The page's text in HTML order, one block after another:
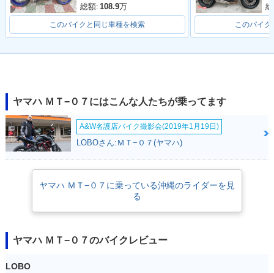
S・カラーチェンジ
S・マイナーチェン
S・カラーチェンジ
総額: 108.9万
このバイクと同じ車種を検索 このバイク
ヤマハ ＭＴ−０７にはこんな人たちが乗ってます
A&W名護店バイク撮影会(2019年1月19日)
LOBOさん:ＭＴ−０７(ヤマハ)
ヤマハ ＭＴ−０７に乗っている沖縄のライダーを見
る
ヤマハ ＭＴ−０７のバイクレビュー
LOBO